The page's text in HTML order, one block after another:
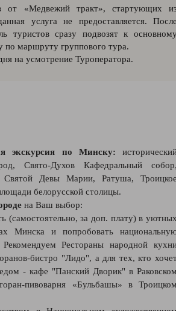
от «Медвежий тракт», стартующих
услуга не предоставляется.
туристов сразу подвозят к
по маршруту группового тура.
на усмотрение Туроператора.
экскурсия по Минску:
Свято-Духов Кафедральный
Святой Девы Марии, Ратуша,
белорусской столицы.
на Ваш выбор:
(самостоятельно, за доп. плату) в
Минска и попробовать
Рестораны народной
бистро "Лидо", а для тех, кто
- кафе "Панский Дворик" в
пивоварня «Бульбашы» в